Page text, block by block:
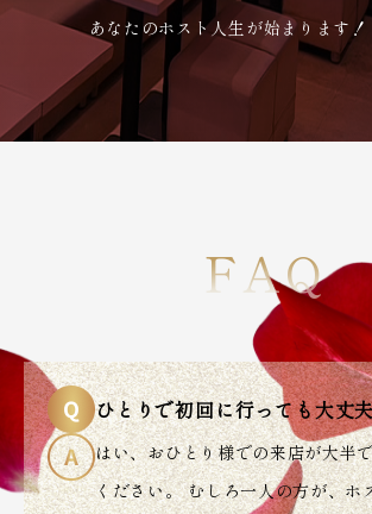
あなたのホスト人生が始まります！
FAQ
ひとりで初回に行っても大丈
はい、おひとり様での来店が大半
ください。 むしろ一人の方が、ホ